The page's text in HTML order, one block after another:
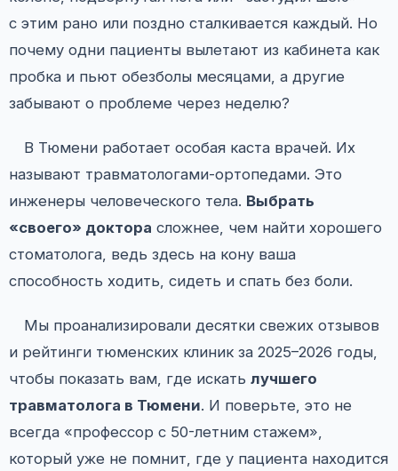
с этим рано или поздно сталкивается каждый. Но
почему одни пациенты вылетают из кабинета как
пробка и пьют обезболы месяцами, а другие
забывают о проблеме через неделю?
В Тюмени работает особая каста врачей. Их
называют травматологами-ортопедами. Это
инженеры человеческого тела. Выбрать
«своего» доктора сложнее, чем найти хорошего
стоматолога, ведь здесь на кону ваша
способность ходить, сидеть и спать без боли.
Мы проанализировали десятки свежих отзывов
и рейтинги тюменских клиник за 2025–2026 годы,
чтобы показать вам, где искать лучшего
травматолога в Тюмени. И поверьте, это не
всегда «профессор с 50-летним стажем»,
который уже не помнит, где у пациента находится